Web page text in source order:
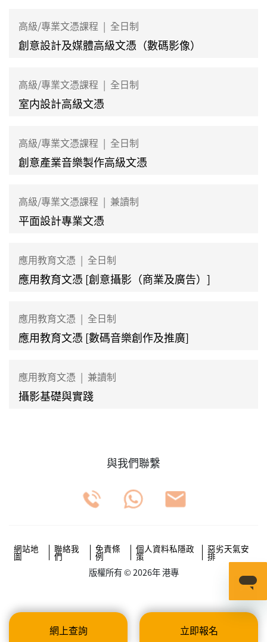
高級/專業文憑課程 | 全日制
創意設計及媒體高級文憑（數碼影像）
高級/專業文憑課程 | 全日制
室内設計高級文憑
高級/專業文憑課程 | 全日制
創意產業音樂製作高級文憑
高級/專業文憑課程 | 兼讀制
平面設計專業文憑
應用教育文憑 | 全日制
應用教育文憑 [創意攝影（商業及廣告）]
應用教育文憑 | 全日制
應用教育文憑 [數碼音樂創作及推廣]
應用教育文憑 | 兼讀制
攝影基礎與實踐
網上查詢 立即報名
與我們聯繫
網站地
圖
聯絡我
們
免責條
例
個人資料私隱政
策
惡劣天氣安
排
版權所有 © 2026年 港專